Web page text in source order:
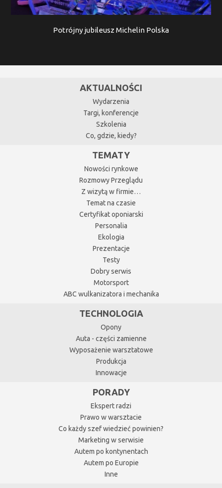
Potrójny jubileusz Michelin Polska
AKTUALNOŚCI
Wydarzenia
Targi, konferencje
Szkolenia
Co, gdzie, kiedy?
TEMATY
Nowości rynkowe
Rozmowy Przeglądu
Z wizytą w firmie…
Temat na czasie
Certyfikat oponiarski
Personalia
Ekologia
Prezentacje
Testy
Dobry serwis
Motorsport
ABC wulkanizatora i mechanika
TECHNOLOGIA
Opony
Auta - części zamienne
Wyposażenie warsztatowe
Produkcja
Innowacje
PORADY
Ekspert radzi
Prawo w warsztacie
Co każdy szef wiedzieć powinien?
Marketing w serwisie
Autem po kontynentach
Autem po Europie
Inne